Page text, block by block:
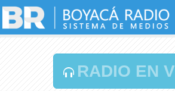
RADIO EN